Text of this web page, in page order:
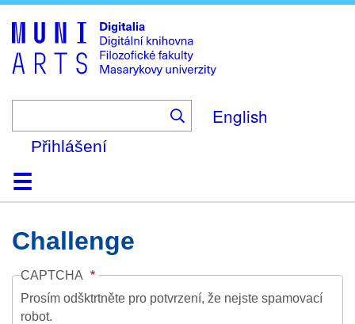
to
main
content
English
Přihlášení
DomůKolekce
Prohlížení
Vyhledávání
O platformě
Nápověda
KontaktDigitalia
Challenge
CAPTCHA
Prosím odšktrtněte pro potvrzení, že nejste spamovací
robot.